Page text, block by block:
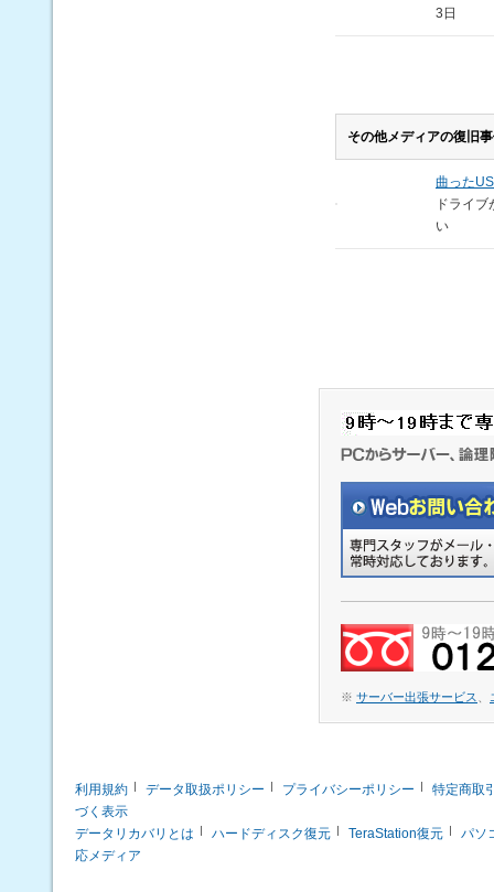
3日
その他メディアの復旧
曲った
ドライ
い
※ サーバー出張サービス
利用規約 データ取扱ポリシー プライバシーポリシー
特定商取
づく表示
データリカバリとは
ハードディスク復元 TeraStation復元
パソ
応メディア